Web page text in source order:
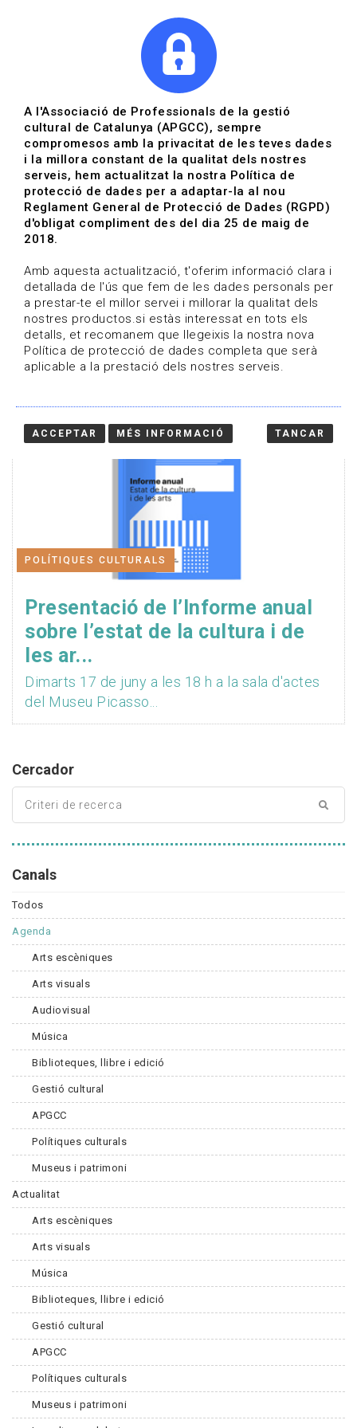
Actualitza't
Vols estar al dia?
HOME / BLOG
Estigues al dia
Convocatòries, activitats i notícies del sector de la
cultura.
POLÍTIQUES CULTURALS
Presentació de l’Informe anual
sobre l’estat de la cultura i de
les ar...
Dimarts 17 de juny a les 18 h a la sala d'actes
del Museu Picasso...
Cercador
Canals
Todos
Agenda
Arts escèniques
Arts visuals
Audiovisual
Música
Biblioteques, llibre i edició
Gestió cultural
APGCC
Polítiques culturals
Museus i patrimoni
Actualitat
Arts escèniques
Arts visuals
Música
Biblioteques, llibre i edició
Gestió cultural
APGCC
Polítiques culturals
Museus i patrimoni
A l'Associació de Professionals de la gestió
cultural de Catalunya (APGCC), sempre
compromesos amb la privacitat de les teves dades
i la millora constant de la qualitat dels nostres
serveis, hem actualitzat la nostra Política de
protecció de dades per a adaptar-la al nou
Reglament General de Protecció de Dades (RGPD)
d'obligat compliment des del dia 25 de maig de
2018.
Amb aquesta actualització, t'oferim informació clara i
detallada de l'ús que fem de les dades personals per
a prestar-te el millor servei i millorar la qualitat dels
nostres productos.si estàs interessat en tots els
detalls, et recomanem que llegeixis la nostra nova
Política de protecció de dades completa que serà
aplicable a la prestació dels nostres serveis.
ACCEPTAR MÉS INFORMACIÓ TANCAR